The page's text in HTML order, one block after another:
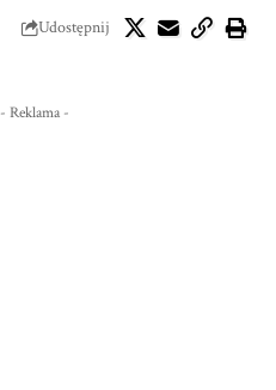
Udostępnij
- Reklama -